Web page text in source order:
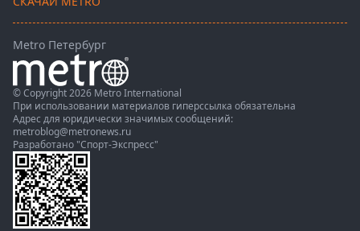
Metro Петербург
© Copyright 2026 Metro International
При использовании материалов гиперссылка обязательна
Адрес для юридически значимых сообщений:
metroblog@metronews.ru
Разработано "Спорт-Экспресс"